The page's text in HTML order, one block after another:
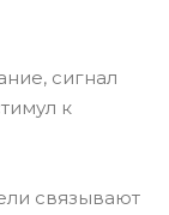
сигнал
к
связывают